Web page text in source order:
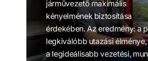
járművezető maximális
kényelmének biztosítása
érdekében. Az eredmény: a
legkiválóbb utazási
a legideálisabb vezetési,